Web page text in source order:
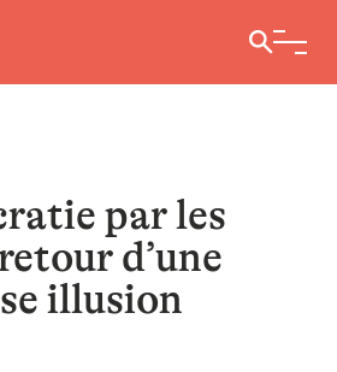
Ouvrir /
par les
d’une
illusion